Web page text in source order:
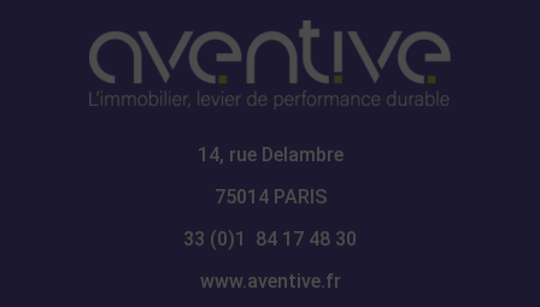
14, rue Delambre
75014 PARIS
33 (0)1 84 17 48 30
www.aventive.fr